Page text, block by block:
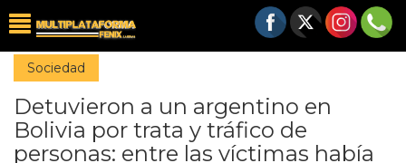
Sociedad
Detuvieron a un argentino en
Bolivia por trata y tráfico de
personas: entre las víctimas había